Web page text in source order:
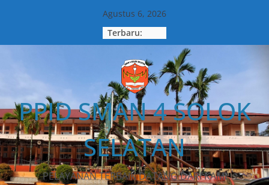
Agustus 6, 2026
Terbaru:
PPID SMAN 4 SOLOK
SELATAN
PELAYANAN TERBAIK DATANG DARI KAMI